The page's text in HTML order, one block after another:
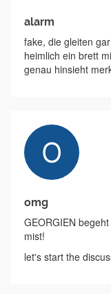
alarm
fake, die gleiten
heimlich ein brett
genau hinsieht
omg
GEORGIEN
mist!
let's start the